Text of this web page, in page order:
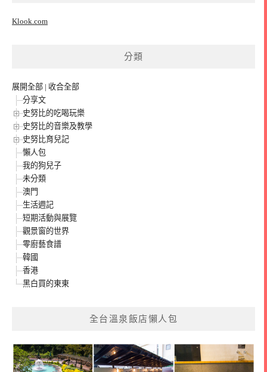
Klook.com
分類
展開全部 | 收合全部
分享文
史努比的吃喝玩樂
史努比的音樂及教學
史努比育兒記
懶人包
我的狗兒子
未分類
澳門
生活週記
短期活動與展覽
觀景窗的世界
零廚藝食譜
韓國
香港
黑白買的東東
全台溫泉飯店懶人包